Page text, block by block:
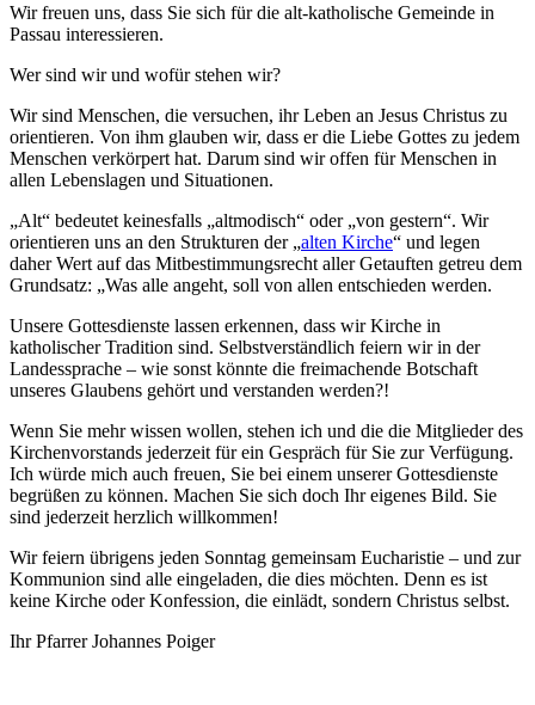
Wir freuen uns, dass Sie sich für die alt-katholische Gemeinde in
Passau interessieren.
Wer sind wir und wofür stehen wir?
Wir sind Menschen, die versuchen, ihr Leben an Jesus Christus zu
orientieren. Von ihm glauben wir, dass er die Liebe Gottes zu jedem
Menschen verkörpert hat. Darum sind wir offen für Menschen in
allen Lebenslagen und Situationen.
„Alt“ bedeutet keinesfalls „altmodisch“ oder „von gestern“. Wir
orientieren uns an den Strukturen der „alten Kirche“ und legen
daher Wert auf das Mitbestimmungsrecht aller Getauften getreu dem
Grundsatz: „Was alle angeht, soll von allen entschieden werden.
Unsere Gottesdienste lassen erkennen, dass wir Kirche in
katholischer Tradition sind. Selbstverständlich feiern wir in der
Landessprache – wie sonst könnte die freimachende Botschaft
unseres Glaubens gehört und verstanden werden?!
Wenn Sie mehr wissen wollen, stehen ich und die die Mitglieder des
Kirchenvorstands jederzeit für ein Gespräch für Sie zur Verfügung.
Ich würde mich auch freuen, Sie bei einem unserer Gottesdienste
begrüßen zu können. Machen Sie sich doch Ihr eigenes Bild. Sie
sind jederzeit herzlich willkommen!
Wir feiern übrigens jeden Sonntag gemeinsam Eucharistie – und zur
Kommunion sind alle eingeladen, die dies möchten. Denn es ist
keine Kirche oder Konfession, die einlädt, sondern Christus selbst.
Ihr Pfarrer Johannes Poiger